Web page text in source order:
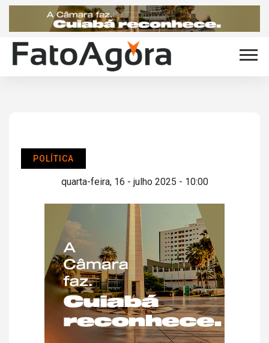
POLÍTICA
quarta-feira, 16 - julho 2025 - 10:00